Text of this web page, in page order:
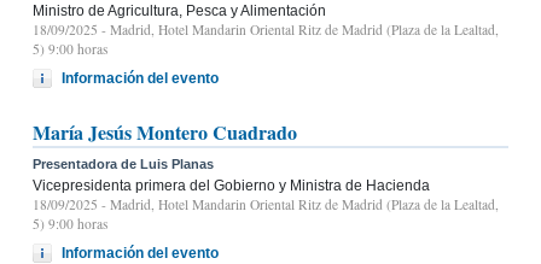
Ministro de Agricultura, Pesca y Alimentación
18/09/2025 - Madrid, Hotel Mandarin Oriental Ritz de Madrid (Plaza de la Lealtad,
5) 9:00 horas
Información del evento
María Jesús Montero Cuadrado
Presentadora de Luis Planas
Vicepresidenta primera del Gobierno y Ministra de Hacienda
18/09/2025 - Madrid, Hotel Mandarin Oriental Ritz de Madrid (Plaza de la Lealtad,
5) 9:00 horas
Información del evento